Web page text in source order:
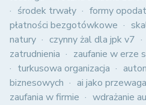
środek trwały
formy
płatności bezgotówkowe
natury
czynny żal dla jpk v7
zatrudnienia
zaufanie w erze
turkusowa organizacja
biznesowych
ai jako
zaufania w firmie
wdrażanie